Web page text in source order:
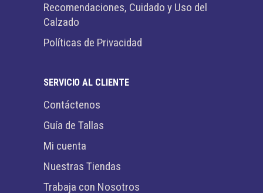
Recomendaciones, Cuidado y Uso del
Calzado
Políticas de Privacidad
SERVICIO AL CLIENTE
Contáctenos
Guía de Tallas
Mi cuenta
Nuestras Tiendas
Trabaja con Nosotros